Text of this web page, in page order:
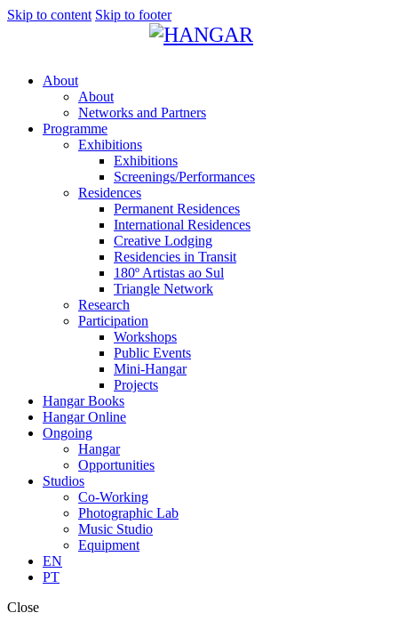
Skip to content Skip to footer
About
About
Networks and Partners
Programme
Exhibitions
Exhibitions
Screenings/Performances
Residences
Permanent Residences
International Residences
Creative Lodging
Residencies in Transit
180º Artistas ao Sul
Triangle Network
Research
Participation
Workshops
Public Events
Mini-Hangar
Projects
Hangar Books
Hangar Online
Ongoing
Hangar
Opportunities
Studios
Co-Working
Photographic Lab
Music Studio
Equipment
EN
PT
Close